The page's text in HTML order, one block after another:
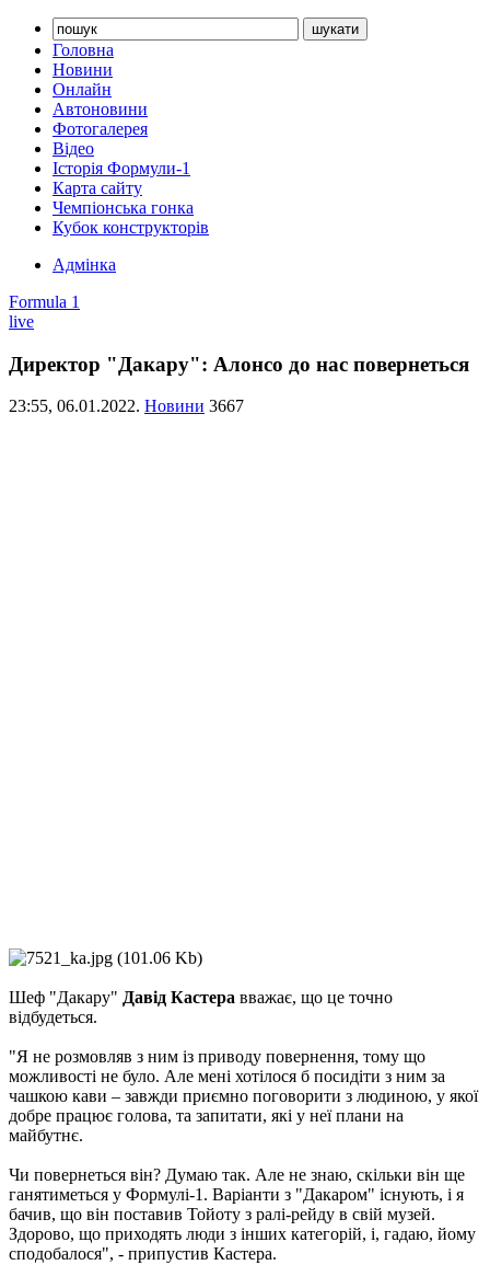
Головна
Новини
Онлайн
Автоновини
Фотогалерея
Відео
Історія Формули-1
Карта сайту
Чемпіонська гонка
Кубок конструкторів
Адмінка
Formula 1
live
Директор "Дакару": Алонсо до нас повернеться
23:55, 06.01.2022. Новини 3667
Шеф "Дакару" Давід Кастера вважає, що це точно
відбудеться.
"Я не розмовляв з ним із приводу повернення, тому що
можливості не було. Але мені хотілося б посидіти з ним за
чашкою кави – завжди приємно поговорити з людиною, у якої
добре працює голова, та запитати, які у неї плани на
майбутнє.
Чи повернеться він? Думаю так. Але не знаю, скільки він ще
ганятиметься у Формулі-1. Варіанти з "Дакаром" існують, і я
бачив, що він поставив Тойоту з ралі-рейду в свій музей.
Здорово, що приходять люди з інших категорій, і, гадаю, йому
сподобалося", - припустив Кастера.